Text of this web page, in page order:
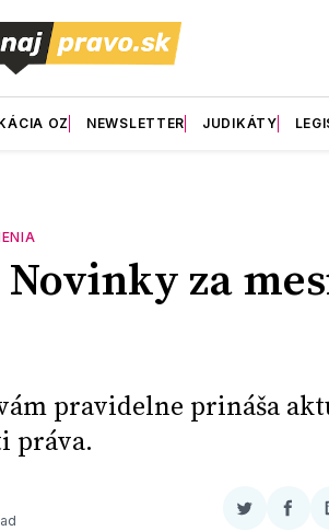
OZ NEWSLETTER JUDIKÁTY
za
pravidelne prináša
práva.
Zdieľať